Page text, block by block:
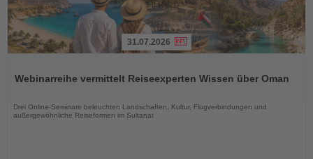
die
31.07.2026
Webinarreihe vermittelt Reiseexperten Wissen über Oman
Drei Online-Seminare beleuchten Landschaften, Kultur, Flugverbindungen und
außergewöhnliche Reiseformen im Sultanat